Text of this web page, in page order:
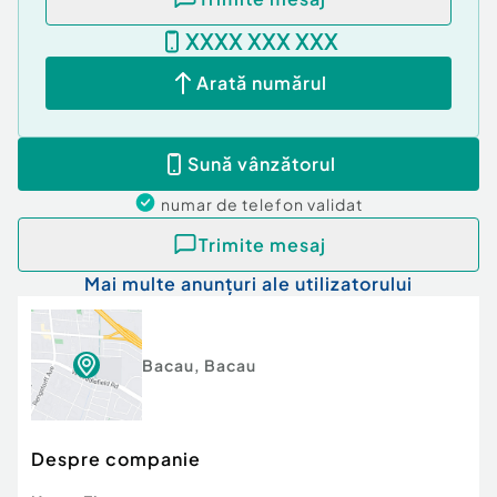
XXXX XXX XXX
Arată numărul
Sună vânzătorul
numar de telefon validat
Trimite mesaj
Mai multe anunțuri ale utilizatorului
Bacau, Bacau
Despre companie